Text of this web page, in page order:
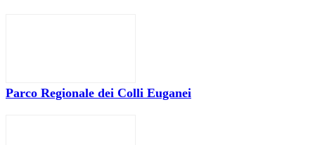
Parco Regionale dei Colli Euganei